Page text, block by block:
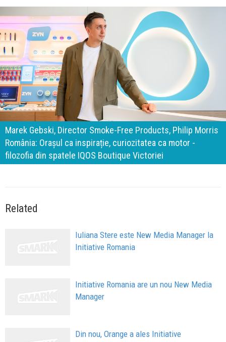
140 de ani de Mercedes-Benz. Ramona Pîrlog: Cel mai
important „test al timpului” este să inovăm constant, dar
cu aceeași responsabilitate față de oameni, siguranță și
calitate
Related
Iuliana Stere este New Media Manager la
Initiative Romania
Initiative Romania are un nou New Media
Manager
Din nou, Orange a ales Initiative